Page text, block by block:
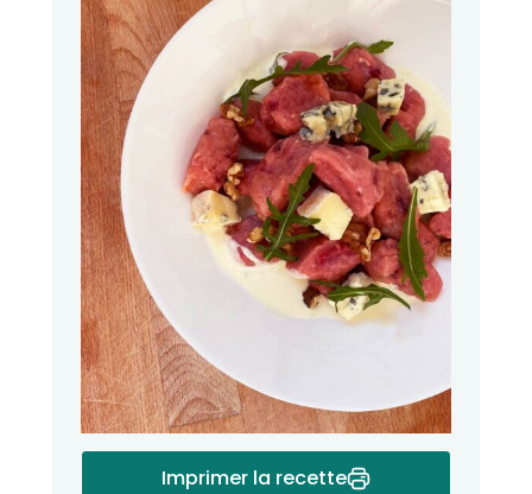
Imprimer la recette